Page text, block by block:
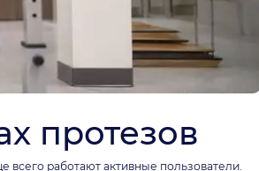
протезов
работают активные пользователи.